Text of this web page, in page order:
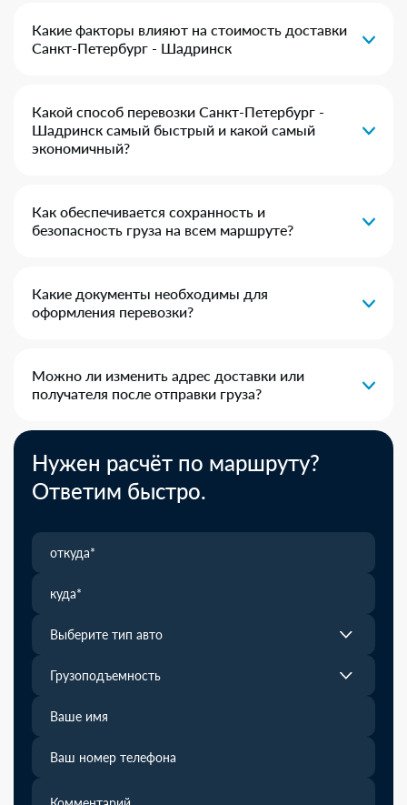
Какие факторы влияют на стоимость доставки
Санкт-Петербург - Шадринск
Какой способ перевозки Санкт-Петербург -
Шадринск самый быстрый и какой самый
экономичный?
Как обеспечивается сохранность и
безопасность груза на всем маршруте?
Какие документы необходимы для
оформления перевозки?
Можно ли изменить адрес доставки или
получателя после отправки груза?
Нужен расчёт по маршруту?
Ответим быстро.
Выберите тип авто
Грузоподъемность